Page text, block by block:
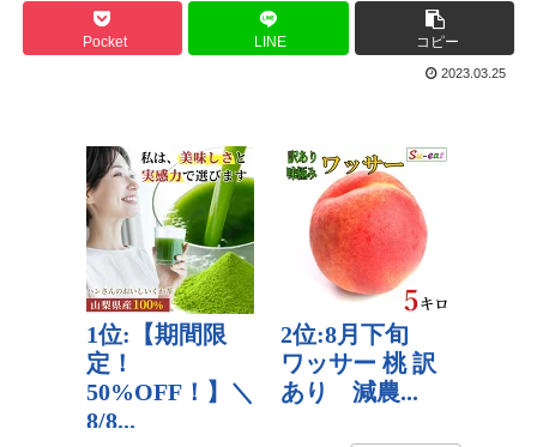
Pocket LINE コピー
2023.03.25